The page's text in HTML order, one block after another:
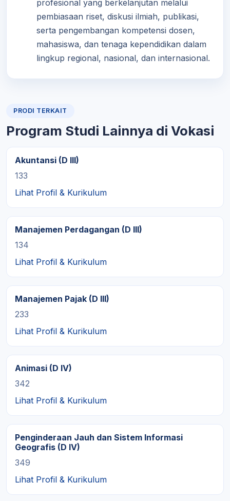
profesional yang berkelanjutan melalui
pembiasaan riset, diskusi ilmiah, publikasi,
serta pengembangan kompetensi dosen,
mahasiswa, dan tenaga kependidikan dalam
lingkup regional, nasional, dan internasional.
PRODI TERKAIT
Program Studi Lainnya di Vokasi
Akuntansi (D III)
133
Lihat Profil & Kurikulum
Manajemen Perdagangan (D III)
134
Lihat Profil & Kurikulum
Manajemen Pajak (D III)
233
Lihat Profil & Kurikulum
Animasi (D IV)
342
Lihat Profil & Kurikulum
Penginderaan Jauh dan Sistem Informasi
Geografis (D IV)
349
Lihat Profil & Kurikulum